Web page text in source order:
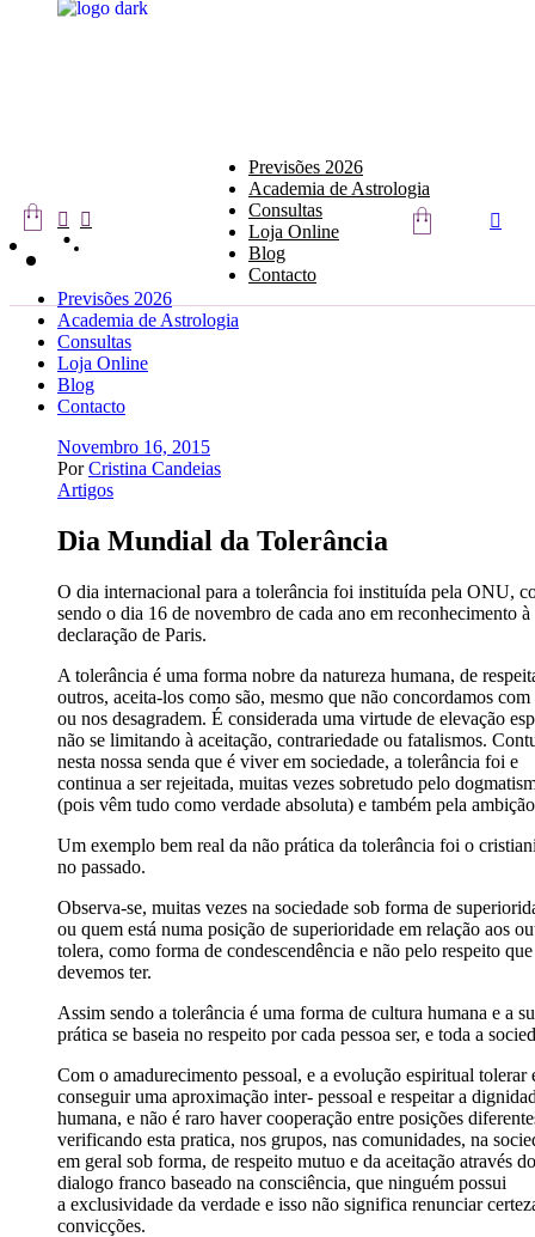
Previsões 2026
Academia de Astrologia
Consultas
Loja Online
Blog
Contacto
Previsões 2026
Academia de Astrologia
Consultas
Loja Online
Blog
Contacto
Novembro 16, 2015
Por Cristina Candeias
Artigos
Dia Mundial da Tolerância
O dia internacional para a tolerância foi instituída pela ONU,
sendo o dia 16 de novembro de cada ano em reconhecimento à
declaração de Paris.
A tolerância é uma forma nobre da natureza humana, de
outros, aceita-los como são, mesmo que não concordamos com
ou nos desagradem. É considerada uma virtude de elevação
não se limitando à aceitação, contrariedade ou fatalismos.
nesta nossa senda que é viver em sociedade, a tolerância foi e
continua a ser rejeitada, muitas vezes sobretudo pelo
(pois vêm tudo como verdade absoluta) e também pela
Um exemplo bem real da não prática da tolerância foi o
no passado.
Observa-se, muitas vezes na sociedade sob forma de
ou quem está numa posição de superioridade em relação aos
tolera, como forma de condescendência e não pelo respeito
devemos ter.
Assim sendo a tolerância é uma forma de cultura humana e a
prática se baseia no respeito por cada pessoa ser, e toda a
Com o amadurecimento pessoal, e a evolução espiritual tolerar
conseguir uma aproximação inter- pessoal e respeitar a
humana, e não é raro haver cooperação entre posições
verificando esta pratica, nos grupos, nas comunidades, na
em geral sob forma, de respeito mutuo e da aceitação através do
dialogo franco baseado na consciência, que ninguém possui
a exclusividade da verdade e isso não significa renunciar
convicções.